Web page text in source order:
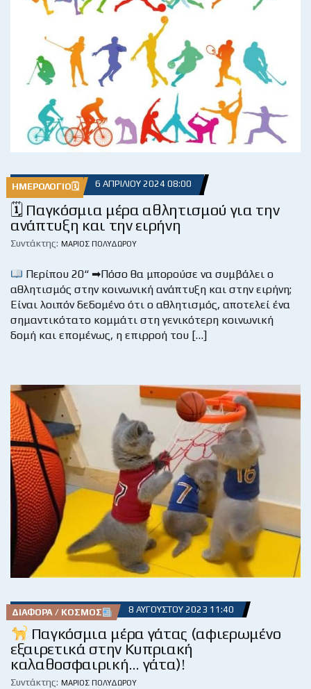
ΗΜΕΡΟΛΌΓΙΟ🗓 6 ΑΠΡΙΛΊΟΥ 2024 08:00
🗓 Παγκόσμια μέρα αθλητισμού για την
ανάπτυξη και την ειρήνη
Συντάκτης: ΜΆΡΙΟΣ ΠΟΛΥΔΏΡΟΥ
Περίπου 20“ ➡Πόσο θα μπορούσε να συμβάλει ο
αθλητισμός στην κοινωνική ανάπτυξη και στην ειρήνη;
Είναι λοιπόν δεδομένο ότι ο αθλητισμός, αποτελεί ένα
σημαντικότατο κομμάτι στη γενικότερη κοινωνική
δομή και επομένως, η επιρροή του […]
ΔΙΆΦΟΡΑ / ΚΌΣΜΟΣ 8 ΑΥΓΟΎΣΤΟΥ 2023 11:40
Παγκόσμια μέρα γάτας (αφιερωμένο
εξαιρετικά στην Κυπριακή
καλαθοσφαιρική… γάτα)!
Συντάκτης: ΜΆΡΙΟΣ ΠΟΛΥΔΏΡΟΥ